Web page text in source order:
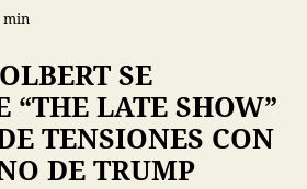
min
SE
“THE LATE SHOW”
TENSIONES CON
DE TRUMP